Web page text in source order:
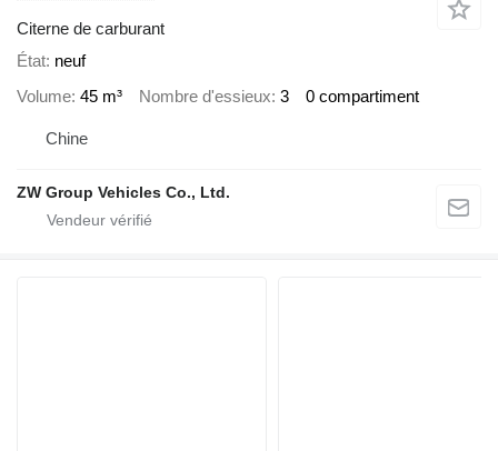
Citerne de carburant
État neuf
Volume 45 m³ Nombre d'essieux 3 0 compartiment
Chine
ZW Group Vehicles Co., Ltd.